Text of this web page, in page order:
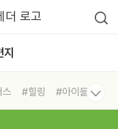
#힐링
#아이들